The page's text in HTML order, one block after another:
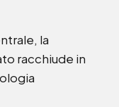
la
racchiude in